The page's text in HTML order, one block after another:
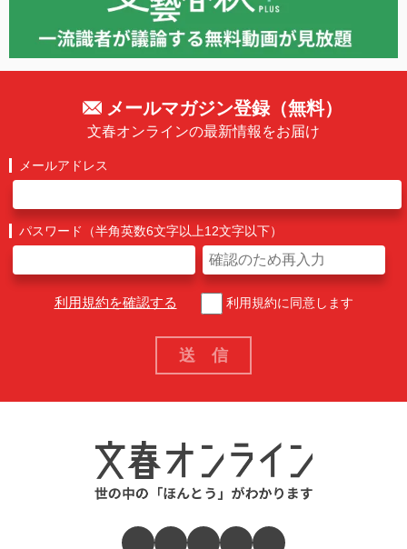
メールマガジン登録（無料）
文春オンラインの最新情報をお届け
メールアドレス
パスワード（半角英数6文字以上12文字以下）
利用規約を確認する 利用規約に同意します